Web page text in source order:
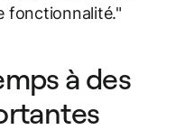
fonctionnalité."
à des